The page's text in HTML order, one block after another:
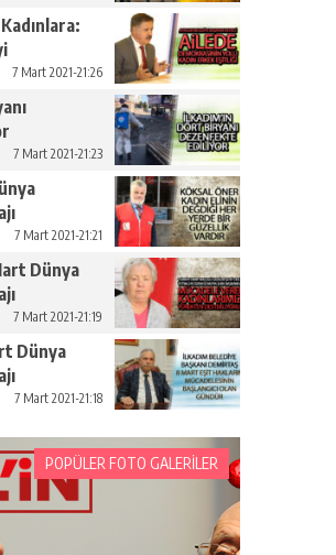
7 Mart 2021-21:26
7 Mart 2021-21:23
7 Mart 2021-21:21
Dünya
7 Mart 2021-21:19
Dünya
7 Mart 2021-21:18
POPÜLER FOTO GALERİLER